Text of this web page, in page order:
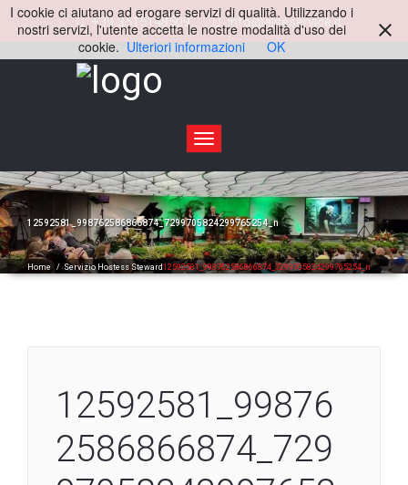
+39 3515148509 info@elseservice.it
Toggle
navigation
12592581_998762586866874_7299705824299765254_n
Home/Servizio Hostess Steward12592581_998762586866874_7299705824299765254_n
12592581_99876
2586866874_729
I cookie ci aiutano ad erogare servizi di qualità. Utilizzando i
nostri servizi, l'utente accetta le nostre modalità d'uso dei
cookie. Ulteriori informazioni OK